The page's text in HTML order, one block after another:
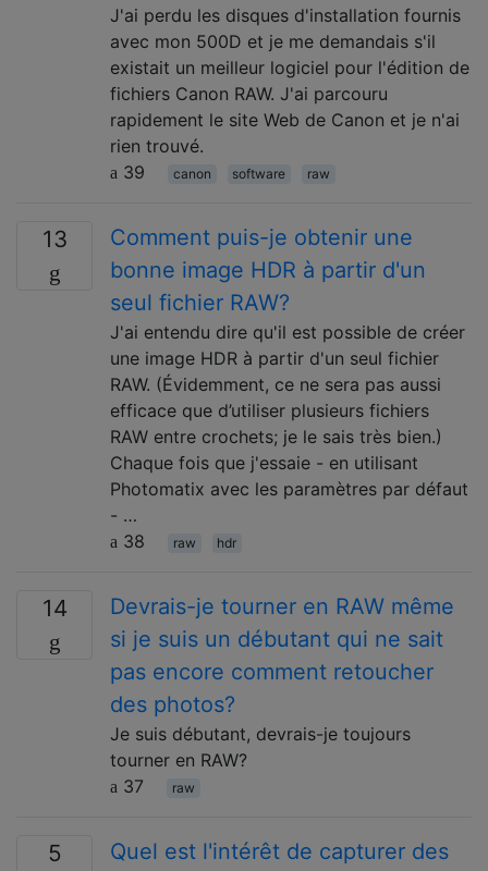
J'ai perdu les disques d'installation fournis
avec mon 500D et je me demandais s'il
existait un meilleur logiciel pour l'édition de
fichiers Canon RAW. J'ai parcouru
rapidement le site Web de Canon et je n'ai
rien trouvé.
39
canon software raw
13
Comment puis-je obtenir une
bonne image HDR à partir d'un
seul fichier RAW?
J'ai entendu dire qu'il est possible de créer
une image HDR à partir d'un seul fichier
RAW. (Évidemment, ce ne sera pas aussi
efficace que d’utiliser plusieurs fichiers
RAW entre crochets; je le sais très bien.)
Chaque fois que j'essaie - en utilisant
Photomatix avec les paramètres par défaut
- …
38
raw hdr
14
Devrais-je tourner en RAW même
si je suis un débutant qui ne sait
pas encore comment retoucher
des photos?
Je suis débutant, devrais-je toujours
tourner en RAW?
37
raw
5 Quel est l'intérêt de capturer des